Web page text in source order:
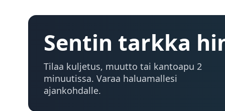
Sentin tarkka
Tilaa kuljetus, muutto tai kantoapu 2
minuutissa. Varaa haluamallesi
ajankohdalle.